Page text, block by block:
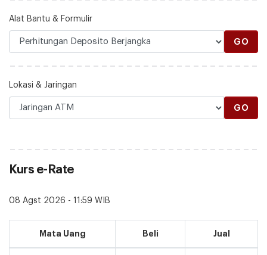
Alat Bantu & Formulir
GO
Lokasi & Jaringan
GO
Kurs e-Rate
08 Agst 2026 - 11:59 WIB
Mata Uang Beli Jual